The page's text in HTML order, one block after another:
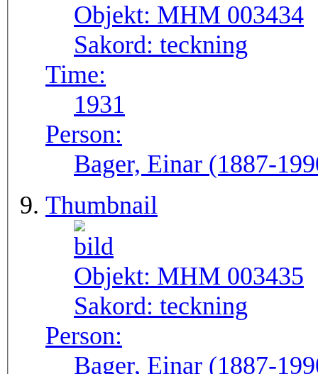
Objekt: MHM 003434
Sakord: teckning
Time:
1931
Person:
Bager, Einar (1887-
Thumbnail
Objekt: MHM 003435
Sakord: teckning
Person:
Bager, Einar (1887-